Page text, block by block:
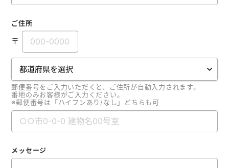
ご住所
〒
郵便番号をご入力いただくと、ご住所が自動入力されます。
番地のみお客様がご入力ください。
※郵便番号は「ハイフンあり/なし」どちらも可
メッセージ